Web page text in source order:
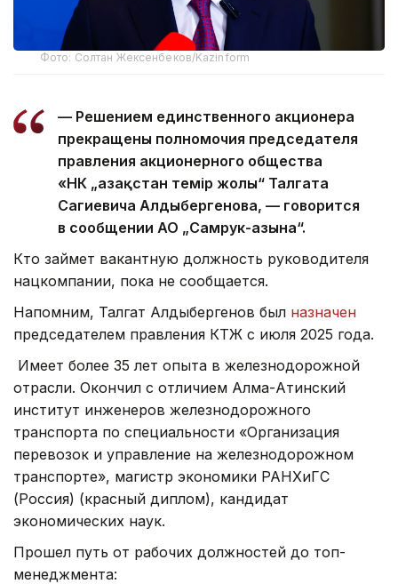
Фото: Солтан Жексенбеков/Kazinform
— Решением единственного акционера
прекращены полномочия председателя
правления акционерного общества
«НК „Қазақстан темір жолы“ Талгата
Сагиевича Алдыбергенова, — говорится
в сообщении АО „Самрук-Қазына“.
Кто займет вакантную должность руководителя
нацкомпании, пока не сообщается.
Напомним, Талгат Алдыбергенов был назначен
председателем правления КТЖ с июля 2025 года.
Имеет более 35 лет опыта в железнодорожной
отрасли. Окончил с отличием Алма-Атинский
институт инженеров железнодорожного
транспорта по специальности «Организация
перевозок и управление на железнодорожном
транспорте», магистр экономики РАНХиГС
(Россия) (красный диплом), кандидат
экономических наук.
Прошел путь от рабочих должностей до топ-
менеджмента: